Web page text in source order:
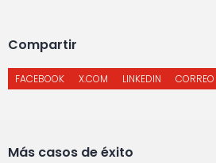
Compartir
FACEBOOK X.COM LINKEDIN CORREO
Más casos de éxito